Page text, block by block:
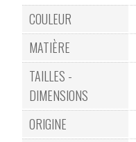
COULEUR
MATIÈRE
TAILLES -
DIMENSIONS
ORIGINE